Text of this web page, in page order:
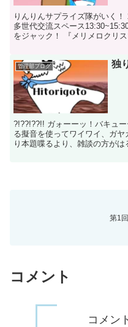
りんりんサプライズ隊がいく
多世代交流スペース
をジャック！ 『メリメロクリ
管理部ブログ 独
?!??!??!! ガォーーッ！バキュ
る擬音を使ってワイワイ、ガ
り本題喋るより、雑談の方がは
第1
コメント
コメン